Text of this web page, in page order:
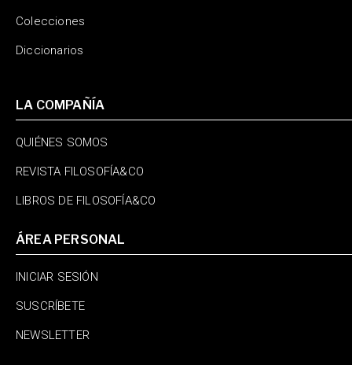
Colecciones
Diccionarios
LA COMPAÑÍA
QUIÉNES SOMOS
REVISTA FILOSOFÍA&CO
LIBROS DE FILOSOFÍA&CO
ÁREA PERSONAL
INICIAR SESIÓN
SUSCRÍBETE
NEWSLETTER